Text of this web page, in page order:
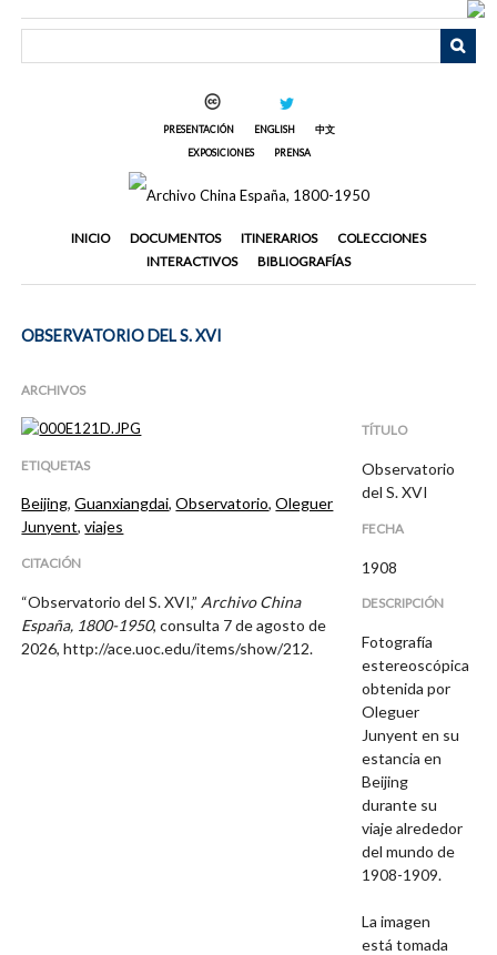
PRESENTACIÓN ENGLISH
中文
EXPOSICIONES
PRENSA
INICIO DOCUMENTOS ITINERARIOS
COLECCIONES
INTERACTIVOS
BIBLIOGRAFÍAS
OBSERVATORIO DEL S. XVI
ARCHIVOS
ETIQUETAS
Beijing,Guanxiangdai,Observatorio,Oleguer
Junyent,viajes
CITACIÓN
“Observatorio del S. XVI,” Archivo China
España, 1800-1950, consulta 7 de agosto de
2026,http://ace.uoc.edu/items/show/212.
TÍTULO
Observatorio
del S. XVI
FECHA
1908
DESCRIPCIÓN
Fotografía
estereoscópica
obtenida por
Oleguer
Junyent en su
estancia en
Beijing
durante su
viaje alrededor
del mundo de
1908-1909.
La imagen
está tomada